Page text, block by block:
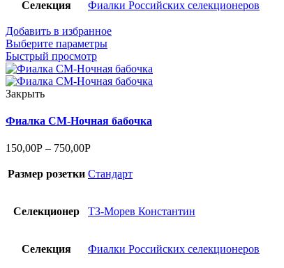
Селекция Фиалки Российских селекционеров
Добавить в избранное
Выберите параметры
Быстрый просмотр
Закрыть
Фиалка СМ-Ночная бабочка
150,00Р – 750,00Р
Размер розетки Стандарт
Селекционер ТЗ-Морев Константин
Селекция Фиалки Российских селекционеров